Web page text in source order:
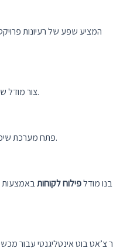
צור מודל שיכול לזהות במדויק את המגדר והגיל של אנשים מתמונות או סרטונים. ניתן ליישם פרויקט זה באמצעות טכניקות למידה עמוקה ואלגוריתמים של ראייה ממוחשבת.
פתח מערכת שיכולה לנתח הבעות פנים ולזהות במדויק רגשות כמו אושר, עצב, כעס והפתעה. פרויקט זה יכול לכלול אימון מודלים של למידת מכונה על מערכי נתונים של רגשות.
בנו מודלפילוח לקוחותבאמצעות